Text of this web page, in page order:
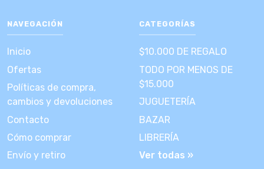
NAVEGACIÓN
Inicio
Ofertas
Políticas de compra,
cambios y devoluciones
Contacto
Cómo comprar
Envío y retiro
CATEGORÍAS
$10.000 DE REGALO
TODO POR MENOS DE
$15.000
JUGUETERÍA
BAZAR
LIBRERÍA
Ver todas »